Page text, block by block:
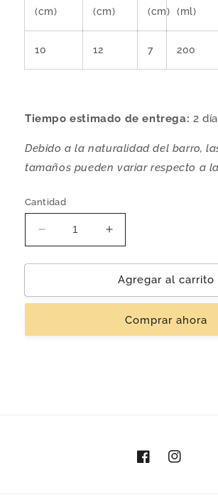
(cm)
(cm)
(cm)
(ml)
10 12 7 200
Tiempo estimado de entrega: 2
Debido a la naturalidad del barro,
tamaños pueden variar respecto a
Cantidad
Reducir
cantidad
para
&#39;Yahualli&#39;
Rojo
Aumentar
cantidad
para
Taza
Barro
Rojo
Agregar al carrito
Comprar ahora
FacebookInstagram